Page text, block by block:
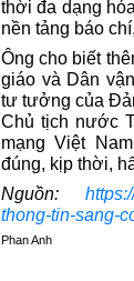
thời đa dạng
nền tảng báo
Ông cho biết
giáo và Dân
tư tưởng của
Chủ tịch nước
mạng Việt
đúng, kịp thời,
Nguồn:
thong-tin-sang-
Phan Anh